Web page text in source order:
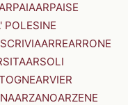
ARPAISE
POLESINE
ARREARRONE
ARSOLI
ARVIER
ARZANOARZENE